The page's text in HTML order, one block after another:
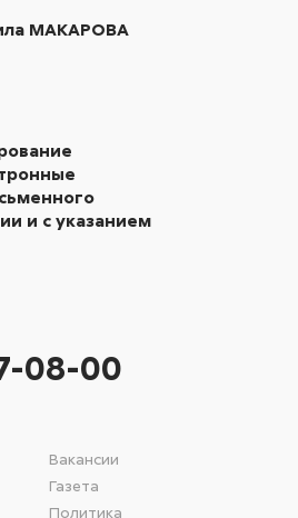
МАКАРОВА
и с указанием
Вакансии
Газета
Политика
08-00